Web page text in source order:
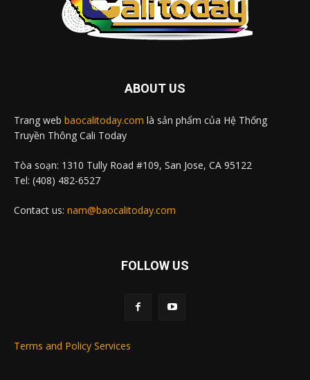
ABOUT US
Trang web baocalitoday.com là sản phẩm của Hệ Thống
Truyền Thông Cali Today
Tòa soạn: 1310 Tully Road #109, San Jose, CA 95122
Tel: (408) 482-6527
Contact us: nam@baocalitoday.com
FOLLOW US
Terms and Policy Services